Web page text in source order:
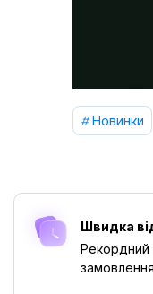
Новинки
Швидка
Рекордний
замовлення